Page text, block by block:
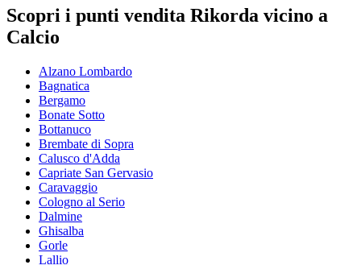
Scopri i punti vendita Rikorda vicino a
Calcio
Alzano Lombardo
Bagnatica
Bergamo
Bonate Sotto
Bottanuco
Brembate di Sopra
Calusco d'Adda
Capriate San Gervasio
Caravaggio
Cologno al Serio
Dalmine
Ghisalba
Gorle
Lallio